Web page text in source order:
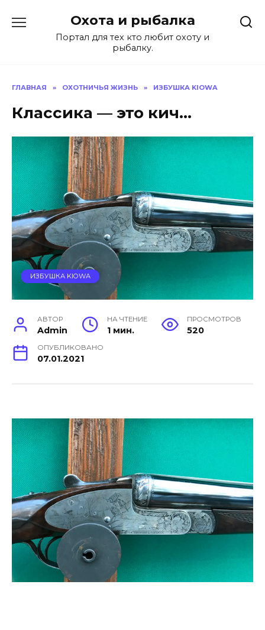
содержанию
Охота и рыбалка
Портал для тех кто любит охоту и
рыбалку.
ГЛАВНАЯ » ОХОТНИЧЬЯ ЖИЗНЬ » ИЗБУШКА KIOWA
Классика — это кич…
ИЗБУШКА KIOWA
АВТОР
Admin
НА ЧТЕНИЕ
1 мин.
ПРОСМОТРОВ
520
ОПУБЛИКОВАНО
07.01.2021